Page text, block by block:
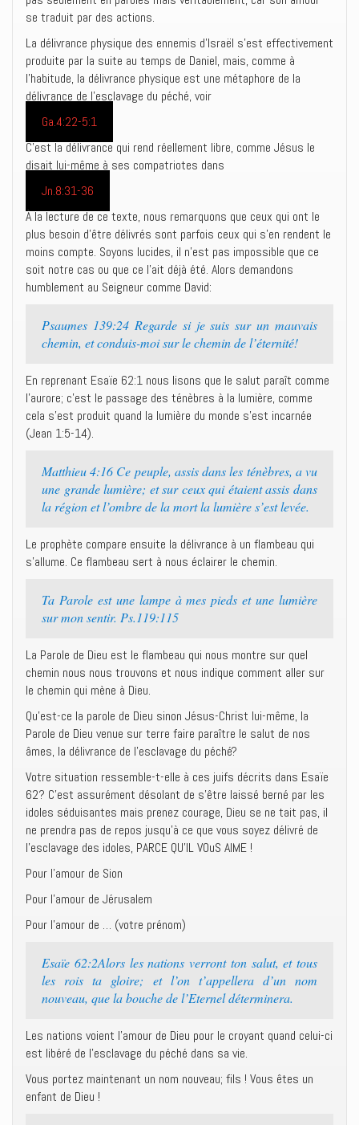
se traduit par des actions.
La délivrance physique des ennemis d’Israël s’est effectivement
produite par la suite au temps de Daniel, mais, comme à
l’habitude, la délivrance physique est une métaphore de la
délivrance de l’esclavage du péché, voir
Ga.4:22-5:1
C’est la délivrance qui rend réellement libre, comme Jésus le
disait lui-même à ses compatriotes dans
Jn.8:31-36
À la lecture de ce texte, nous remarquons que ceux qui ont le
plus besoin d’être délivrés sont parfois ceux qui s’en rendent le
moins compte. Soyons lucides, il n’est pas impossible que ce
soit notre cas ou que ce l’ait déjà été. Alors demandons
humblement au Seigneur comme David:
Psaumes 139:24 Regarde si je suis sur un mauvais
chemin, et conduis-moi sur le chemin de l’éternité!
En reprenant Esaïe 62:1 nous lisons que le salut paraît comme
l’aurore; c’est le passage des ténèbres à la lumière, comme
cela s’est produit quand la lumière du monde s’est incarnée
(Jean 1:5-14).
Matthieu 4:16 Ce peuple, assis dans les ténèbres, a vu
une grande lumière; et sur ceux qui étaient assis dans
la région et l’ombre de la mort la lumière s’est levée.
Le prophète compare ensuite la délivrance à un flambeau qui
s’allume. Ce flambeau sert à nous éclairer le chemin.
Ta Parole est une lampe à mes pieds et une lumière
sur mon sentir. Ps.119:115
La Parole de Dieu est le flambeau qui nous montre sur quel
chemin nous nous trouvons et nous indique comment aller sur
le chemin qui mène à Dieu.
Qu’est-ce la parole de Dieu sinon Jésus-Christ lui-même, la
Parole de Dieu venue sur terre faire paraître le salut de nos
âmes, la délivrance de l’esclavage du péché?
Votre situation ressemble-t-elle à ces juifs décrits dans Esaïe
62? C’est assurément désolant de s’être laissé berné par les
idoles séduisantes mais prenez courage, Dieu se ne tait pas, il
ne prendra pas de repos jusqu’à ce que vous soyez délivré de
l’esclavage des idoles, PARCE QU’IL VOuS AIME !
Pour l’amour de Sion
Pour l’amour de Jérusalem
Pour l’amour de … (votre prénom)
Esaïe 62:2Alors les nations verront ton salut, et tous
les rois ta gloire; et l’on t’appellera d’un nom
nouveau, que la bouche de l’Eternel déterminera.
Les nations voient l’amour de Dieu pour le croyant quand celui-ci
est libéré de l’esclavage du péché dans sa vie.
Vous portez maintenant un nom nouveau; fils ! Vous êtes un
enfant de Dieu !